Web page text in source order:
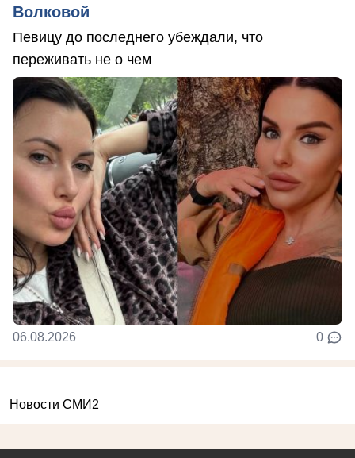
Волковой
Певицу до последнего убеждали, что
переживать не о чем
06.08.2026 0
Новости СМИ2